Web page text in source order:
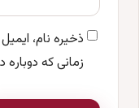
ذخیره نام،
زمانی که